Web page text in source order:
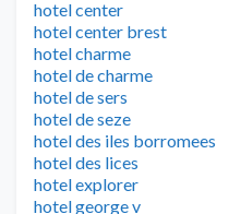
hotel center
hotel center brest
hotel charme
hotel de charme
hotel de sers
hotel de seze
hotel des iles borromees
hotel des lices
hotel explorer
hotel george v